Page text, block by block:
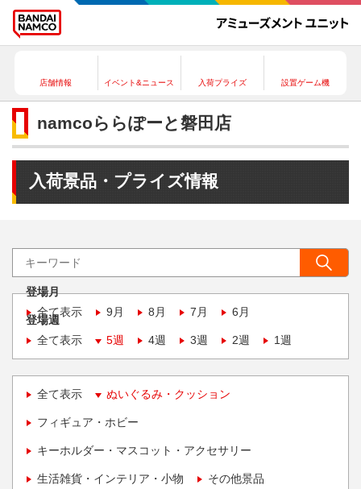
店舗情報 イベント&ニュース 入荷プライズ 設置ゲーム機
namcoららぽーと磐田店
入荷景品・プライズ情報
登場月
全て表示
9月 8月 7月 6月
登場週
全て表示
5週 4週 3週 2週 1週
全て表示 ぬいぐるみ・クッション
フィギュア・ホビー
キーホルダー・マスコット・アクセサリー
生活雑貨・インテリア・小物 その他景品